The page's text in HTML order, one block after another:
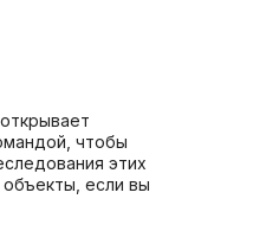
чтобы
этих
если вы